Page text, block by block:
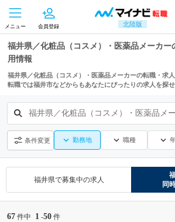
北陸版
メニュー 会員登録
福井県／化粧品（コスメ）・医薬品メーカー
用情報
福井県／化粧品（コスメ）・医薬品メーカーの転職・求
転職では福井市などからもあなたにぴったりの求人を探せ
福井県／化粧品（コスメ）・医薬品メ
条件変更 勤務地 職種
福井県で募集中の求人
同
67 件中 1 -50 件